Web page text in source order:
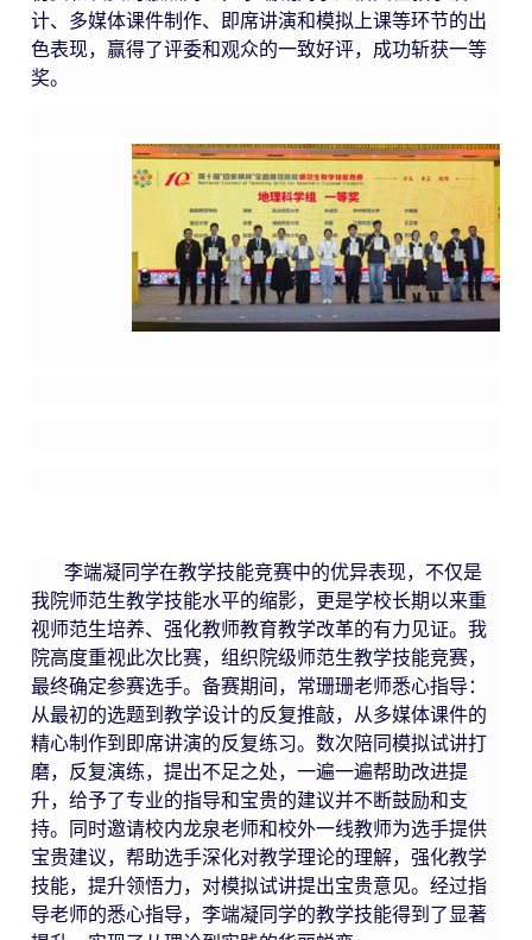
计、多媒体课件制作、即席讲演和模拟上课等环节的出
色表现，赢得了评委和观众的一致好评，成功斩获一等
奖。
李端凝同学在教学技能竞赛中的优异表现，不仅是
我院师范生教学技能水平的缩影，更是学校长期以来重
视师范生培养、强化教师教育教学改革的有力见证。我
院高度重视此次比赛，组织院级师范生教学技能竞赛，
最终确定参赛选手。备赛期间，常珊珊老师悉心指导：
从最初的选题到教学设计的反复推敲，从多媒体课件的
精心制作到即席讲演的反复练习。数次陪同模拟试讲打
磨，反复演练，提出不足之处，一遍一遍帮助改进提
升，给予了专业的指导和宝贵的建议并不断鼓励和支
持。同时邀请校内龙泉老师和校外一线教师为选手提供
宝贵建议，帮助选手深化对教学理论的理解，强化教学
技能，提升领悟力，对模拟试讲提出宝贵意见。经过指
导老师的悉心指导，李端凝同学的教学技能得到了显著